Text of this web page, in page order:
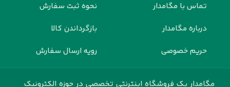
تماس با مگامدار
درباره مگامدار
حریم خصوصی
نحوه ثبت سفارش
بازگرداندن کالا
رویه ارسال سفارش
مگامدار یک فروشگاه اینترنتی تخصصی در حوزه الکترونیک